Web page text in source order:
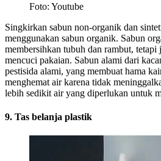
Foto: Youtube
Singkirkan sabun non-organik dan
menggunakan sabun organik. Sabun
membersihkan tubuh dan rambut,
mencuci pakaian. Sabun alami dari
pestisida alami, yang membuat hama
menghemat air karena tidak
lebih sedikit air yang diperlukan untuk
9. Tas belanja plastik